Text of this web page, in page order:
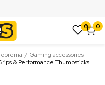
0 0
Gaming accessories
& Performance Thumbsticks